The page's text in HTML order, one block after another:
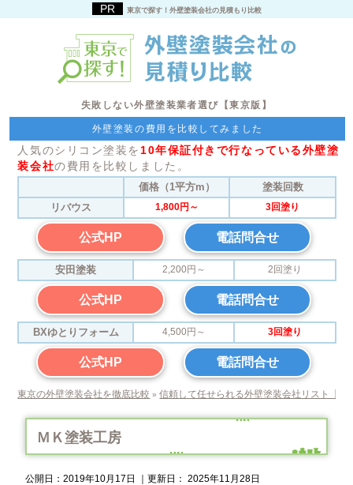
東京で探す！外壁塗装会社の見積もり比較
失敗しない外壁塗装業者選び【東京版】
外壁塗装の費用を比較してみました
人気のシリコン塗装を 10年保証付きで行なっている外壁塗
装会社の費用を比較しました。
価格（1平方m）
塗装回数
リバウス
1,800円～ 3回塗り
公式HP 電話問合せ
安田塗装 2,200円～ 2回塗り
公式HP 電話問合せ
BXゆとりフォーム 4,500円～ 3回塗り
公式HP 電話問合せ
東京の外壁塗装会社を徹底比較 »信頼して任せられる外壁塗装会社リスト【東
ＭＫ塗装工房
公開日：2019年10月17日 ｜更新日：2025年11月28日